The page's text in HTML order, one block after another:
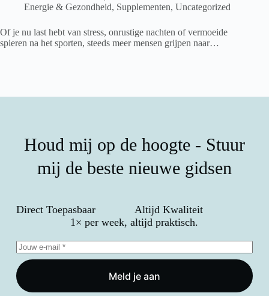
Energie & Gezondheid, Supplementen, Uncategorized
Of je nu last hebt van stress, onrustige nachten of vermoeide
spieren na het sporten, steeds meer mensen grijpen naar…
Houd mij op de hoogte - Stuur
mij de beste nieuwe gidsen
Direct Toepasbaar
Altijd Kwaliteit
1× per week, altijd praktisch.
Meld je aan